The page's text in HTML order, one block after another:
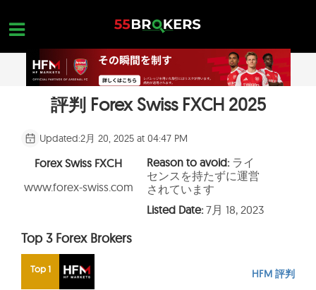
content
FX会社 詐欺
外国為替教育
お問合せ
評判 Forex Swiss FXCH 2025
Updated:2月 20, 2025 at 04:47 PM
Forex Swiss FXCH
www.forex-swiss.com
Reason to avoid:ライ
センスを持たずに運営
されています
Listed Date:7月 18, 2023
Top 3 Forex Brokers
Top 1 HFM 評判